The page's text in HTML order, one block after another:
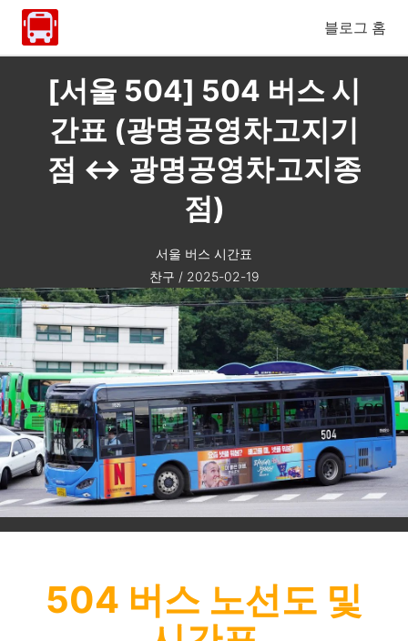
블로그 홈
[서울 504] 504 버스 시
간표 (광명공영차고지기
점 ↔ 광명공영차고지종
점)
서울 버스 시간표
찬구 / 2025-02-19
504 버스 노선도 및